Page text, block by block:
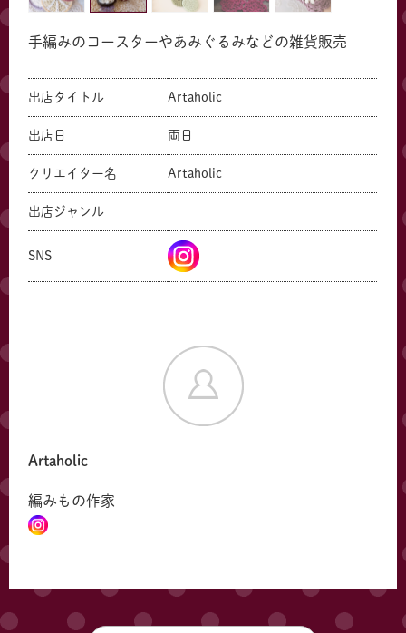
手編みのコースターやあみぐるみなどの雑貨販売
出店タイトル Artaholic
出店日 両日
クリエイター名 Artaholic
出店ジャンル
SNS
Artaholic
編みもの作家